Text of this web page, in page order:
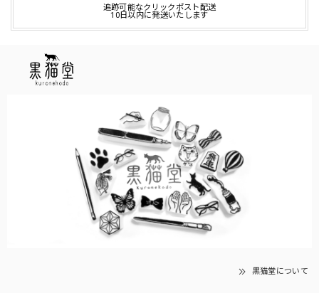
追跡可能なクリックポスト配送
10日以内に発送いたします
黒猫堂について